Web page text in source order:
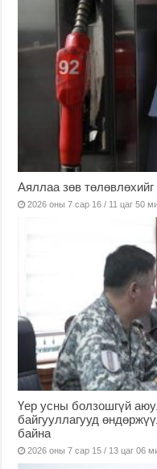
Аяллаа зөв
2026 оны 7 сар 16 / 11 цаг 50
Үер усны болзошгүй
байгууллагууд
байна
2026 оны 7 сар 15 / 13 цаг 06